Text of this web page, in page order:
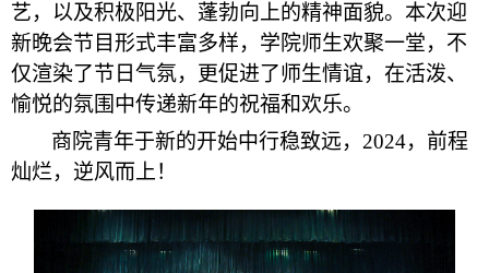
艺，以及积极阳光、蓬勃向上的精神面貌。本次迎
新晚会节目形式丰富多样，学院师生欢聚一堂，不
仅渲染了节日气氛，更促进了师生情谊，在活泼、
愉悦的氛围中传递新年的祝福和欢乐。
商院青年于新的开始中行稳致远，2024，前程
灿烂，逆风而上！